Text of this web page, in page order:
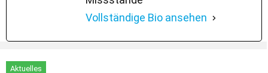
Vollständige Bio ansehen
Aktuelles